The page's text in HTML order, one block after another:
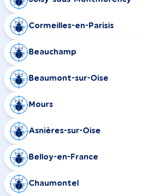
Cormeilles-en-Parisis
Beauchamp
Beaumont-sur-Oise
Mours
Asnières-sur-Oise
Belloy-en-France
Chaumontel